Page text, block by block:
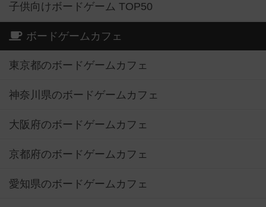
子供向けボードゲーム TOP50
ボードゲームカフェ
東京都のボードゲームカフェ
神奈川県のボードゲームカフェ
大阪府のボードゲームカフェ
京都府のボードゲームカフェ
愛知県のボードゲームカフェ